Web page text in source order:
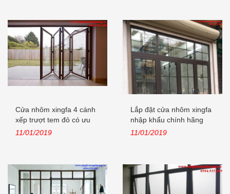
Cửa nhôm xingfa 4 cánh
xếp trượt tem đỏ có ưu
điểm...
11/01/2019
Lắp đặt cửa nhôm xingfa
nhập khẩu chính hãng
tại...
11/01/2019